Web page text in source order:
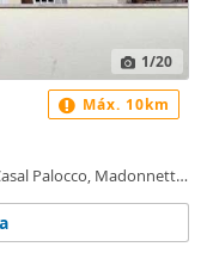
1/20
Palocco, Madonnetta
Máx. 10km